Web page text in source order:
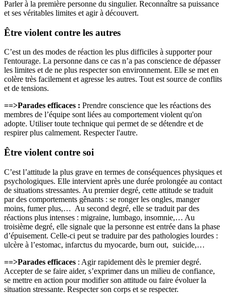
Parler à la première personne du singulier. Reconnaître sa puissance
et ses véritables limites et agir à découvert.
Être violent contre les autres
C’est un des modes de réaction les plus difficiles à supporter pour
l'entourage. La personne dans ce cas n’a pas conscience de dépasser
les limites et de ne plus respecter son environnement. Elle se met en
colère très facilement et agresse les autres. Tout est source de conflits
et de tensions.
==>Parades efficaces : Prendre conscience que les réactions des
membres de l’équipe sont liées au comportement violent qu'on
adopte. Utiliser toute technique qui permet de se détendre et de
respirer plus calmement. Respecter l'autre.
Être violent contre soi
C’est l’attitude la plus grave en termes de conséquences physiques et
psychologiques. Elle intervient après une durée prolongée au contact
de situations stressantes. Au premier degré, cette attitude se traduit
par des comportements gênants : se ronger les ongles, manger
moins, fumer plus,… Au second degré, elle se traduit par des
réactions plus intenses : migraine, lumbago, insomnie,… Au
troisième degré, elle signale que la personne est entrée dans la phase
d’épuisement. Celle-ci peut se traduire par des pathologies lourdes :
ulcère à l’estomac, infarctus du myocarde, burn out, suicide,…
==>Parades efficaces : Agir rapidement dès le premier degré.
Accepter de se faire aider, s’exprimer dans un milieu de confiance,
se mettre en action pour modifier son attitude ou faire évoluer la
situation stressante. Respecter son corps et se respecter.